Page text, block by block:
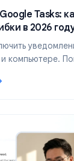
Tasks:
в 2026
компьютере.
Tasks: